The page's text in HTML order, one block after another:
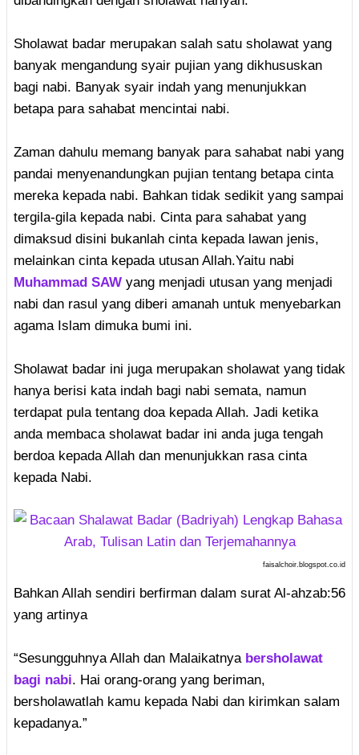
Sholawat badar merupakan salah satu sholawat yang
banyak mengandung syair pujian yang dikhususkan
bagi nabi. Banyak syair indah yang menunjukkan
betapa para sahabat mencintai nabi.
Zaman dahulu memang banyak para sahabat nabi yang
pandai menyenandungkan pujian tentang betapa cinta
mereka kepada nabi. Bahkan tidak sedikit yang sampai
tergila-gila kepada nabi. Cinta para sahabat yang
dimaksud disini bukanlah cinta kepada lawan jenis,
melainkan cinta kepada utusan Allah.Yaitu nabi
Muhammad SAW yang menjadi utusan yang menjadi
nabi dan rasul yang diberi amanah untuk menyebarkan
agama Islam dimuka bumi ini.
Sholawat badar ini juga merupakan sholawat yang tidak
hanya berisi kata indah bagi nabi semata, namun
terdapat pula tentang doa kepada Allah. Jadi ketika
anda membaca sholawat badar ini anda juga tengah
berdoa kepada Allah dan menunjukkan rasa cinta
kepada Nabi.
faisalchoir.blogspot.co.id
Bahkan Allah sendiri berfirman dalam surat Al-ahzab:56
yang artinya
“Sesungguhnya Allah dan Malaikatnya bersholawat
bagi nabi. Hai orang-orang yang beriman,
bersholawatlah kamu kepada Nabi dan kirimkan salam
kepadanya.”